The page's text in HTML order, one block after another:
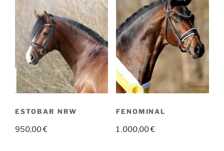
ESTOBAR NRW
950,00€
FENOMINAL
1 .000,00€